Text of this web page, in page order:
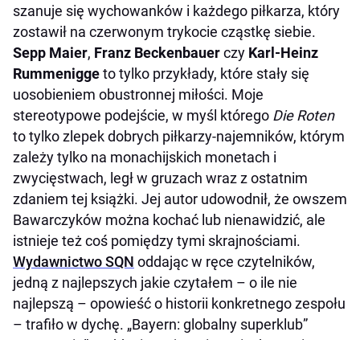
szanuje się wychowanków i każdego piłkarza, który
zostawił na czerwonym trykocie cząstkę siebie.
Sepp Maier, Franz Beckenbauerczy Karl-Heinz
Rummeniggeto tylko przykłady, które stały się
uosobieniem obustronnej miłości. Moje
stereotypowe podejście, w myśl którego Die Roten
to tylko zlepek dobrych piłkarzy-najemników, którym
zależy tylko na monachijskich monetach i
zwycięstwach, legł w gruzach wraz z ostatnim
zdaniem tej książki. Jej autor udowodnił, że owszem
Bawarczyków można kochać lub nienawidzić, ale
istnieje też coś pomiędzy tymi skrajnościami.
Wydawnictwo SQN oddając w ręce czytelników,
jedną z najlepszych jakie czytałem – o ile nie
najlepszą – opowieść o historii konkretnego zespołu
– trafiło w dychę. „Bayern: globalny superklub”